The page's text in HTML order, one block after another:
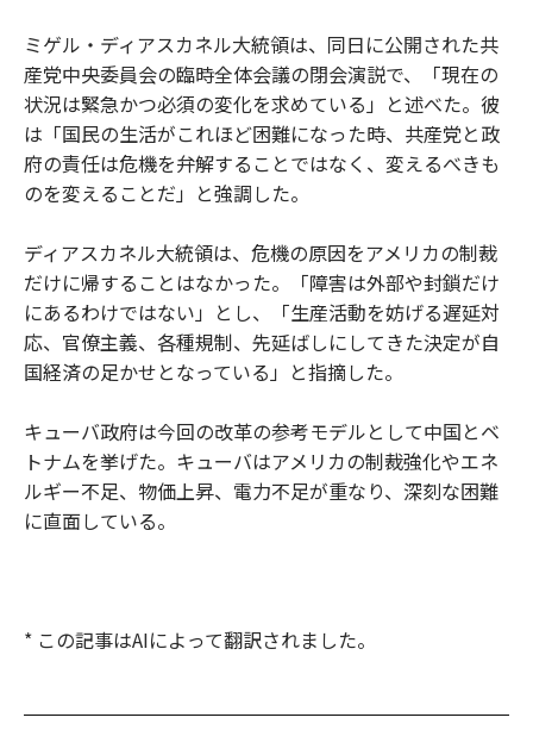
ミゲル・ディアスカネル大統領は、同日に公開された共
産党中央委員会の臨時全体会議の閉会演説で、「現在の
状況は緊急かつ必須の変化を求めている」と述べた。彼
は「国民の生活がこれほど困難になった時、共産党と政
府の責任は危機を弁解することではなく、変えるべきも
のを変えることだ」と強調した。
ディアスカネル大統領は、危機の原因をアメリカの制裁
だけに帰することはなかった。「障害は外部や封鎖だけ
にあるわけではない」とし、「生産活動を妨げる遅延対
応、官僚主義、各種規制、先延ばしにしてきた決定が自
国経済の足かせとなっている」と指摘した。
キューバ政府は今回の改革の参考モデルとして中国とベ
トナムを挙げた。キューバはアメリカの制裁強化やエネ
ルギー不足、物価上昇、電力不足が重なり、深刻な困難
に直面している。
* この記事はAIによって翻訳されました。